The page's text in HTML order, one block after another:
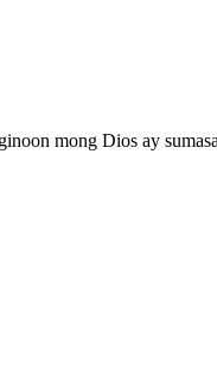
mong Dios ay